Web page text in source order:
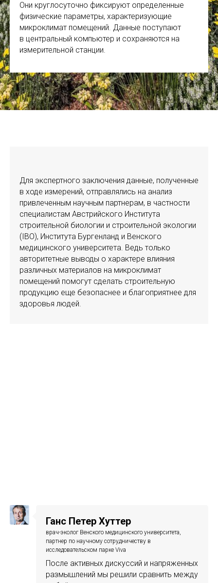
Они круглосуточно фиксируют определенные
физические параметры, характеризующие
микроклимат помещений. Данные поступают
в центральный компьютер и сохраняются на
измерительной станции.
Для экспертного заключения данные, полученные
в ходе измерений, отправлялись на анализ
привлеченным научным партнерам, в частности
специалистам Австрийского Института
строительной биологии и строительной экологии
(IBO), Института Бургенланд и Венского
медицинского университета. Ведь только
авторитетные выводы о характере влияния
различных материалов на микроклимат
помещений помогут сделать строительную
продукцию еще безопаснее и благоприятнее для
здоровья людей.
Ганс Петер Хуттер
врач-эколог Венского медицинского университета,
партнер по научному сотрудничеству в
исследовательском парке Viva
После активных дискуссий и напряженных
размышлений мы решили сравнить между